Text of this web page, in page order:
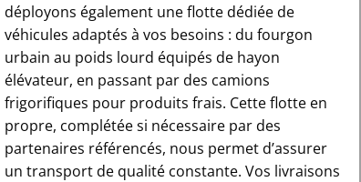
déployons également une flotte dédiée de
véhicules adaptés à vos besoins : du fourgon
urbain au poids lourd équipés de hayon
élévateur, en passant par des camions
frigorifiques pour produits frais. Cette flotte en
propre, complétée si nécessaire par des
partenaires référencés, nous permet d’assurer
un transport de qualité constante. Vos livraisons